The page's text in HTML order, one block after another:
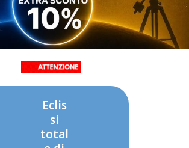
Eclis
si
total